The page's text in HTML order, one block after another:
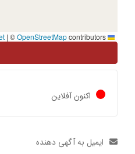
| ©OpenStreetMapcontributors
اکنون آفلاین
ایمیل به آگهی دهنده